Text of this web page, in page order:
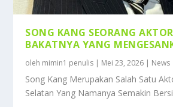
SONG KANG SEORANG
BAKATNYA YANG
oleh mimin1 penulis | Mei 23, 2026 | News
Song Kang Merupakan Salah Satu
Selatan Yang Namanya Semakin